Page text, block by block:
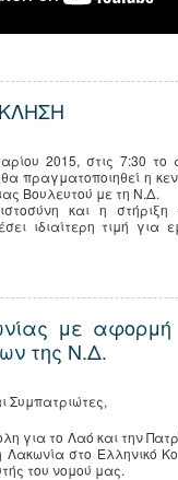
2015, στις 7:30
πραγματοποιηθεί η
Βουλευτού με τη Ν.Δ.
και η
ιδιαίτερη τιμή για
με αφορμή
της Ν.Δ.
Συμπατριώτες,
για το Λαό και την
στο Ελληνικό
του νομού μας.